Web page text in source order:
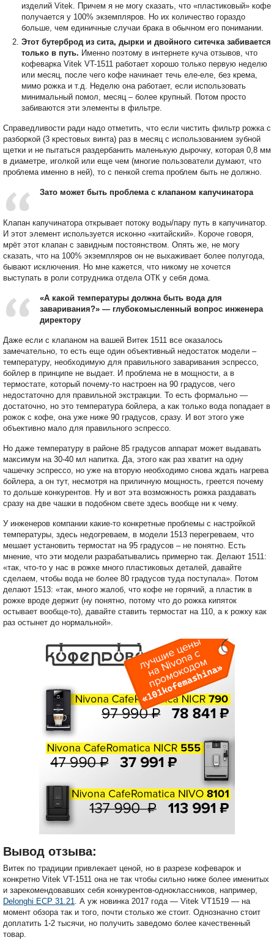
изделий Vitek. Причем я не могу сказать, что «пластиковый» кофе
получается у 100% экземпляров. Но их количество гораздо
больше, чем единичные случаи брака в обычном его понимании.
Этот бутерброд из сита, дырки и двойного ситечка забивается
только в путь. Именно поэтому в интернете куча отзывов, что
кофеварка Vitek VT-1511 работает хорошо только первую неделю
или месяц, после чего кофе начинает течь еле-еле, без крема,
мимо рожка и т.д. Неделю она работает, если использовать
минимальный помол, месяц – более крупный. Потом просто
забиваются эти элементы в фильтре.
Справедливости ради надо отметить, что если чистить фильтр рожка с
разборкой (3 крестовых винта) раз в месяц с использованием зубной
щетки и не пытаться раздербанить маленькую дырочку, которая 0,8 мм
в диаметре, иголкой или еще чем (многие пользователи думают, что
проблема именно в ней), то с пенкой crema проблем быть не должно.
Зато может быть проблема с клапаном капучинатора
Клапан капучинатора открывает потоку воды/пару путь в капучинатор.
И этот элемент используется исконно «китайский». Короче говоря,
мрёт этот клапан с завидным постоянством. Опять же, не могу
сказать, что на 100% экземпляров он не выхаживает более полугода,
бывают исключения. Но мне кажется, что никому не хочется
выступать в роли сотрудника отдела ОТК у себя дома.
«А какой температуры должна быть вода для
заваривания?» — глубокомысленный вопрос инженера
директору
Даже если с клапаном на вашей Витек 1511 все оказалось
замечательно, то есть еще один объективный недостаток модели –
температуру, необходимую для правильного заваривания эспрессо,
бойлер в принципе не выдает. И проблема не в мощности, а в
термостате, который почему-то настроен на 90 градусов, чего
недостаточно для правильной экстракции. То есть формально —
достаточно, но это температура бойлера, а как только вода попадает в
рожок с кофе, она уже ниже 90 градусов, сразу. И вот этого уже
объективно мало для правильного эспрессо.
Но даже температуру в районе 85 градусов аппарат может выдавать
максимум на 30-40 мл напитка. Да, этого как раз хватит на одну
чашечку эспрессо, но уже на вторую необходимо снова ждать нагрева
бойлера, а он тут, несмотря на приличную мощность, греется почему
то дольше конкурентов. Ну и вот эта возможность рожка раздавать
сразу на две чашки в подобном свете здесь вообще ни к чему.
У инженеров компании какие-то конкретные проблемы с настройкой
температуры, здесь недогреваем, в модели 1513 перегреваем, что
мешает установить термостат на 95 градусов – не понятно. Есть
мнение, что эти модели разрабатывались примерно так. Делают 1511:
«так, что-то у нас в рожке много пластиковых деталей, давайте
сделаем, чтобы вода не более 80 градусов туда поступала». Потом
делают 1513: «так, много жалоб, что кофе не горячий, а пластик в
рожке вроде держит (ну понятно, потому что до рожка кипяток
остывает вообще-то), давайте ставить термостат на 110, а к рожку как
раз остынет до нормальной».
Вывод отзыва:
Витек по традиции привлекает ценой, но в разрезе кофеварок и
конкретно Vitek VT-1511 она не так чтобы сильно ниже более именитых
и зарекомендовавших себя конкурентов-одноклассников, например,
Delonghi ECP 31.21. А уж новинка 2017 года — Vitek VT1519 — на
момент обзора так и того, почти столько же стоит. Однозначно стоит
доплатить 1-2 тысячи, но получить заведомо более качественный
товар.